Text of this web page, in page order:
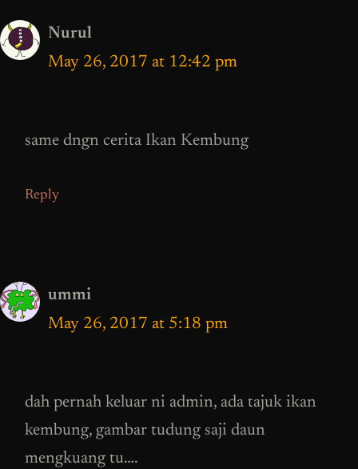
Nurul
May 26, 2017 at 12:42 pm
same dngn cerita Ikan Kembung
Reply
ummi
May 26, 2017 at 5:18 pm
dah pernah keluar ni admin, ada tajuk ikan
kembung, gambar tudung saji daun
mengkuang tu….